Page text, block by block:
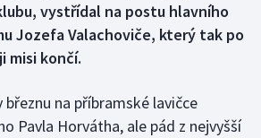
vystřídal na postu hlavního
Jozefa Valachoviče, který tak po
misi končí.
březnu na příbramské lavičce
Pavla Horvátha, ale pád z nejvyšší